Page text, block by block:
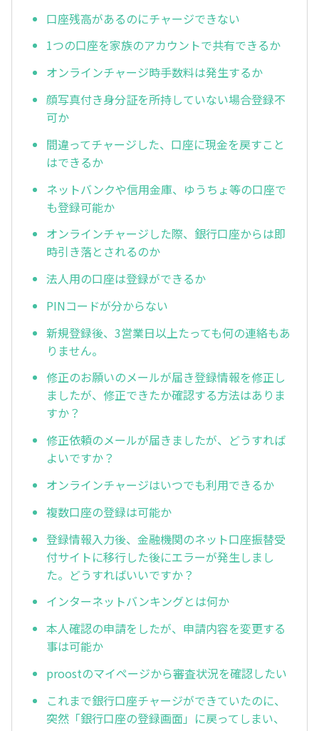
口座残高があるのにチャージできない
1つの口座を家族のアカウントで共有できるか
オンラインチャージ時手数料は発生するか
顔写真付き身分証を所持していない場合登録不
可か
間違ってチャージした、口座に現金を戻すこと
はできるか
ネットバンクや信用金庫、ゆうちょ等の口座で
も登録可能か
オンラインチャージした際、銀行口座からは即
時引き落とされるのか
法人用の口座は登録ができるか
PINコードが分からない
新規登録後、3営業日以上たっても何の連絡もあ
りません。
修正のお願いのメールが届き登録情報を修正し
ましたが、修正できたか確認する方法はありま
すか？
修正依頼のメールが届きましたが、どうすれば
よいですか？
オンラインチャージはいつでも利用できるか
複数口座の登録は可能か
登録情報入力後、金融機関のネット口座振替受
付サイトに移行した後にエラーが発生しまし
た。どうすればいいですか？
インターネットバンキングとは何か
本人確認の申請をしたが、申請内容を変更する
事は可能か
proostのマイページから審査状況を確認したい
これまで銀行口座チャージができていたのに、
突然「銀行口座の登録画面」に戻ってしまい、